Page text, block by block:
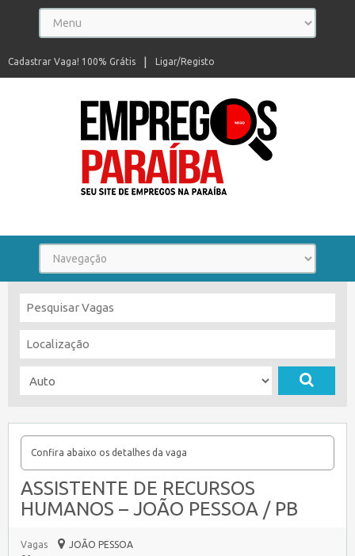
Ligar/Registo
Cadastrar Vaga! 100% Grátis
Confira abaixo os detalhes da vaga
ASSISTENTE DE RECURSOS
HUMANOS – JOÃO PESSOA / PB
Vagas
JOÃO PESSOA